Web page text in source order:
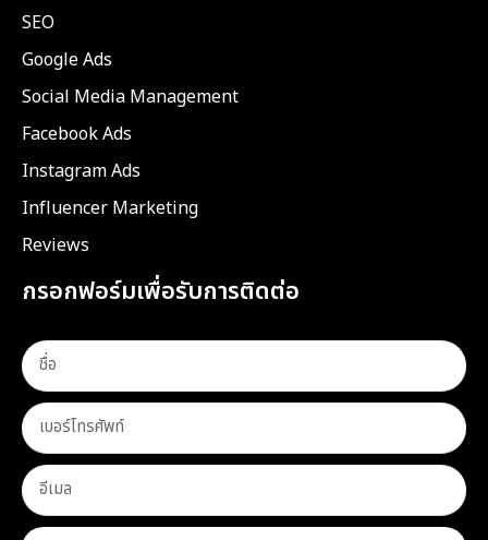
SEO
Google Ads
Social Media Management
Facebook Ads
Instagram Ads
Influencer Marketing
Reviews
กรอกฟอร์มเพื่อรับการติดต่อ